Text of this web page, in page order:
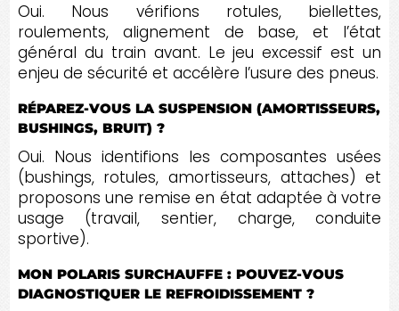
Oui. Nous vérifions rotules, biellettes,
roulements, alignement de base, et l’état
général du train avant. Le jeu excessif est un
enjeu de sécurité et accélère l’usure des pneus.
RÉPAREZ-VOUS LA SUSPENSION (AMORTISSEURS,
BUSHINGS, BRUIT) ?
Oui. Nous identifions les composantes usées
(bushings, rotules, amortisseurs, attaches) et
proposons une remise en état adaptée à votre
usage (travail, sentier, charge, conduite
sportive).
MON POLARIS SURCHAUFFE : POUVEZ-VOUS
DIAGNOSTIQUER LE REFROIDISSEMENT ?